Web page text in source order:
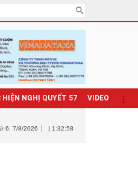
HIỆN NGHỊ QUYẾT 57 VIDEO
6 , 7/8/2026 | 1:33:00